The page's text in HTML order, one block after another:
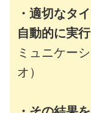
・適切なタ
自動的に実
ミュニケー
オ）